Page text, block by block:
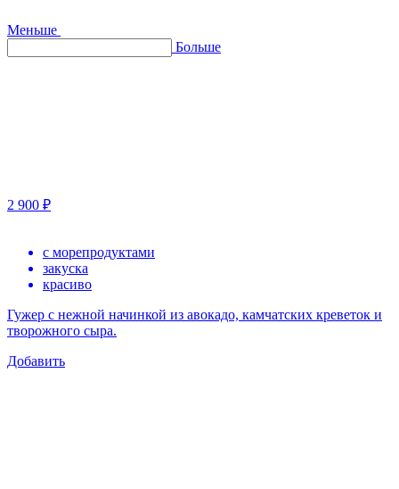
Меньше
Больше
2 900 ₽
с морепродуктами
закуска
красиво
Гужер с нежной начинкой из авокадо, камчатских креветок и
творожного сыра.
Добавить